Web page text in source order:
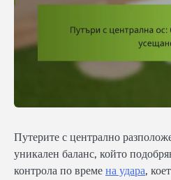
Путерите с централно
уникален баланс, който
контрола по време на удара,